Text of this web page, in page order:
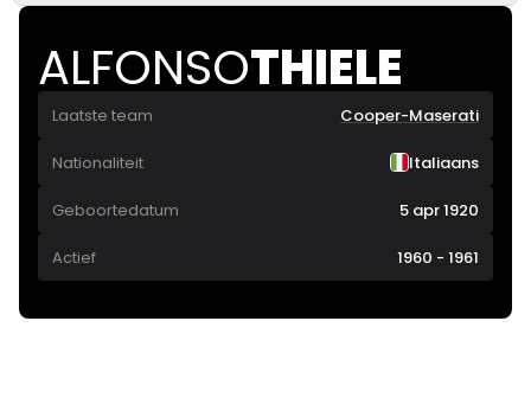
ALFONSOTHIELE
Laatste team Cooper-Maserati
Nationaliteit Italiaans
Geboortedatum 5 apr 1920
Actief 1960 - 1961